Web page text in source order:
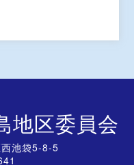
区委員会
池袋5-8-5